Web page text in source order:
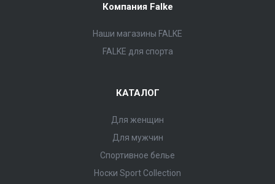
Компания Falke
Наши магазины FALKE
FALKE для спорта
КАТАЛОГ
Для женщин
Для мужчин
Спортивное белье
Носки Sport Collection